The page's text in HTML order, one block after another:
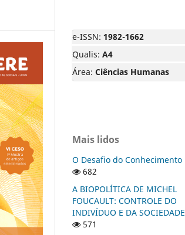
e-ISSN: 1982-1662
Qualis: A4
Área: Ciências Humanas
Mais lidos
O Desafio do Conhecimento
682
A BIOPOLÍTICA DE MICHEL
FOUCAULT: CONTROLE DO
INDIVÍDUO E DA SOCIEDADE
571